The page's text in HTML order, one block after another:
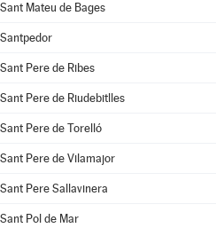
Sant Mateu de Bages
Santpedor
Sant Pere de Ribes
Sant Pere de Riudebitlles
Sant Pere de Torelló
Sant Pere de Vilamajor
Sant Pere Sallavinera
Sant Pol de Mar